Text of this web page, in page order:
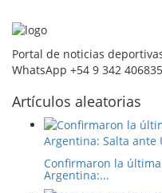
Portal de noticias
WhatsApp +54 9 342
Artículos aleatorias
Confirmaron la
Argentina:...